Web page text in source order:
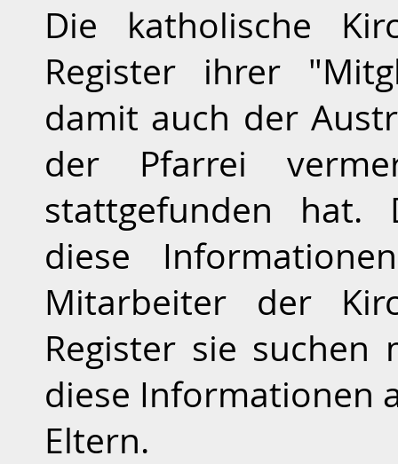
Die katholische
Register ihrer
damit auch der
der Pfarrei
stattgefunden hat.
diese
Mitarbeiter der
Register sie suchen
diese Informationen
Eltern.